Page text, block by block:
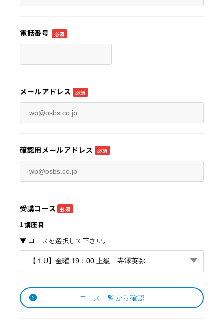
電話番号 必須
メールアドレス 必須
確認用メールアドレス 必須
受講コース 必須
1講座目
▼ コースを選択して下さい。
コース一覧から確認